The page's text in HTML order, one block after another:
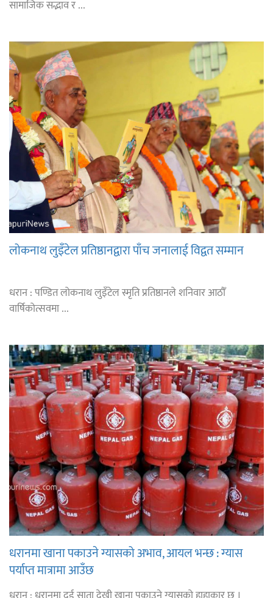
सामाजिक सद्भाव र ...
लोकनाथ लुइँटेल प्रतिष्ठानद्वारा पाँच जनालाई विद्वत सम्मान
धरान : पण्डित लोकनाथ लुइँटेल स्मृति प्रतिष्ठानले शनिवार आठौँ
वार्षिकोत्सवमा ...
धरानमा खाना पकाउने ग्यासको अभाव, आयल भन्छ : ग्यास
पर्याप्त मात्रामा आउँछ